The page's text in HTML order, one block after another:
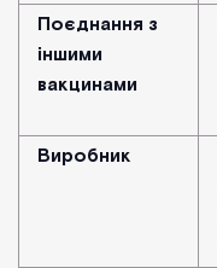
Поєднання з
іншими
вакцинами
Виробник